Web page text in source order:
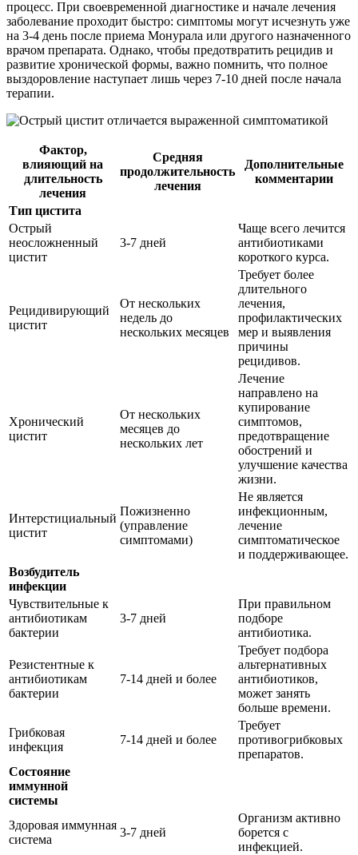
процесс. При своевременной диагностике и начале лечения
заболевание проходит быстро: симптомы могут исчезнуть уже
на 3-4 день после приема Монурала или другого назначенного
врачом препарата. Однако, чтобы предотвратить рецидив и
развитие хронической формы, важно помнить, что полное
выздоровление наступает лишь через 7-10 дней после начала
терапии.
Фактор,
влияющий на
длительность
лечения
Средняя
продолжительность
лечения
Дополнительные
комментарии
Тип цистита
Острый
неосложненный
цистит
3-7 дней
Чаще всего лечится
антибиотиками
короткого курса.
Рецидивирующий
цистит
От нескольких
недель до
нескольких месяцев
Требует более
длительного
лечения,
профилактических
мер и выявления
причины
рецидивов.
Хронический
цистит
От нескольких
месяцев до
нескольких лет
Лечение
направлено на
купирование
симптомов,
предотвращение
обострений и
улучшение качества
жизни.
Интерстициальный
цистит
Пожизненно
(управление
симптомами)
Не является
инфекционным,
лечение
симптоматическое
и поддерживающее.
Возбудитель
инфекции
Чувствительные к
антибиотикам
бактерии
3-7 дней
При правильном
подборе
антибиотика.
Резистентные к
антибиотикам
бактерии
7-14 дней и более
Требует подбора
альтернативных
антибиотиков,
может занять
больше времени.
Грибковая
инфекция
7-14 дней и более
Требует
противогрибковых
препаратов.
Состояние
иммунной
системы
Здоровая иммунная
система
3-7 дней
Организм активно
борется с
инфекцией.